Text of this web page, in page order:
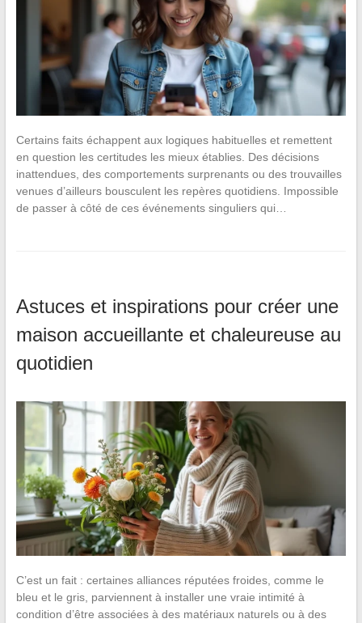
Certains faits échappent aux logiques habituelles et remettent
en question les certitudes les mieux établies. Des décisions
inattendues, des comportements surprenants ou des trouvailles
venues d’ailleurs bousculent les repères quotidiens. Impossible
de passer à côté de ces événements singuliers qui…
Astuces et inspirations pour créer une
maison accueillante et chaleureuse au
quotidien
C’est un fait : certaines alliances réputées froides, comme le
bleu et le gris, parviennent à installer une vraie intimité à
condition d’être associées à des matériaux naturels ou à des